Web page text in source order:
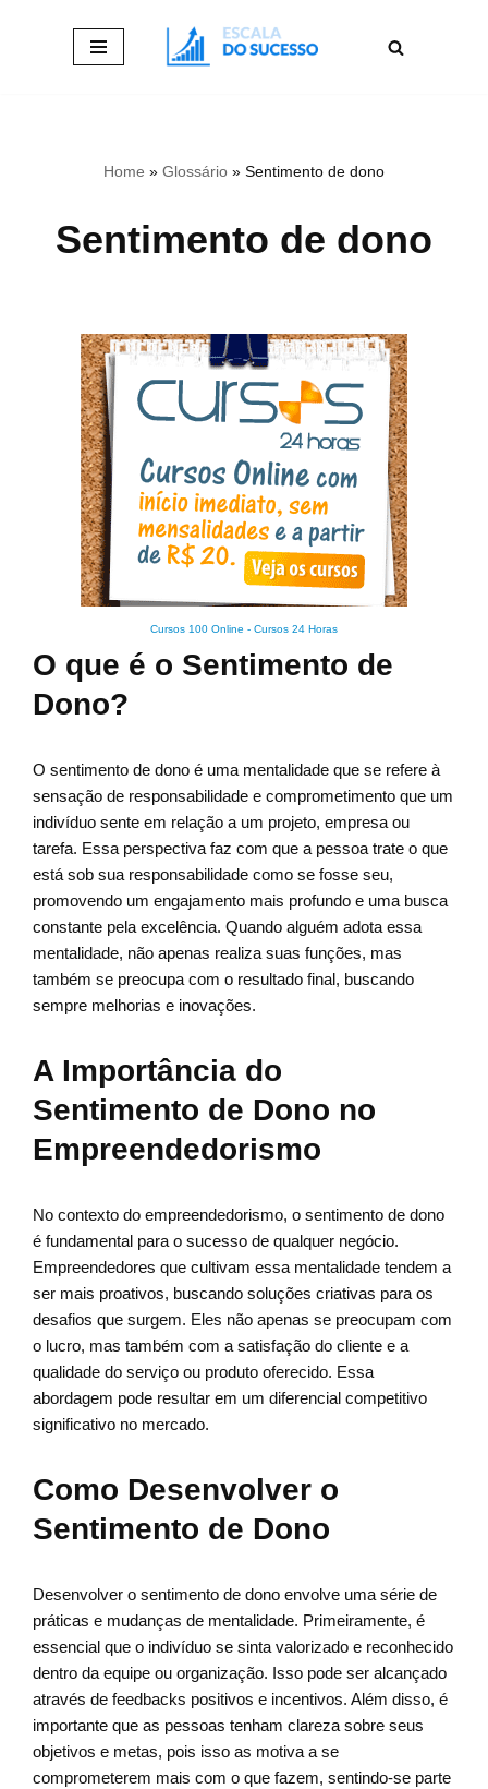
Home » Glossário » Sentimento de dono
Sentimento de dono
Cursos 100 Online - Cursos 24 Horas
O que é o Sentimento de
Dono?
O sentimento de dono é uma mentalidade que se refere à
sensação de responsabilidade e comprometimento que um
indivíduo sente em relação a um projeto, empresa ou
tarefa. Essa perspectiva faz com que a pessoa trate o que
está sob sua responsabilidade como se fosse seu,
promovendo um engajamento mais profundo e uma busca
constante pela excelência. Quando alguém adota essa
mentalidade, não apenas realiza suas funções, mas
também se preocupa com o resultado final, buscando
sempre melhorias e inovações.
A Importância do
Sentimento de Dono no
Empreendedorismo
No contexto do empreendedorismo, o sentimento de dono
é fundamental para o sucesso de qualquer negócio.
Empreendedores que cultivam essa mentalidade tendem a
ser mais proativos, buscando soluções criativas para os
desafios que surgem. Eles não apenas se preocupam com
o lucro, mas também com a satisfação do cliente e a
qualidade do serviço ou produto oferecido. Essa
abordagem pode resultar em um diferencial competitivo
significativo no mercado.
Como Desenvolver o
Sentimento de Dono
Desenvolver o sentimento de dono envolve uma série de
práticas e mudanças de mentalidade. Primeiramente, é
essencial que o indivíduo se sinta valorizado e reconhecido
dentro da equipe ou organização. Isso pode ser alcançado
através de feedbacks positivos e incentivos. Além disso, é
importante que as pessoas tenham clareza sobre seus
objetivos e metas, pois isso as motiva a se
comprometerem mais com o que fazem, sentindo-se parte